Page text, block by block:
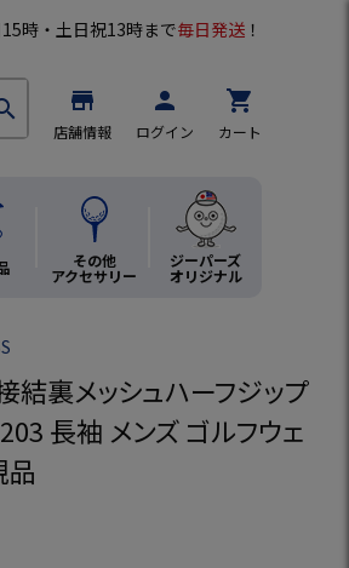
15時・土日祝13時まで毎日発送 ！
store
店舗情報
person
ログイン
shopping_cart
カート
その他
アクセサリー
ジーパーズ
オリジナル
結裏メッシュハーフジップ
長袖 メンズ ゴルフウェ
品